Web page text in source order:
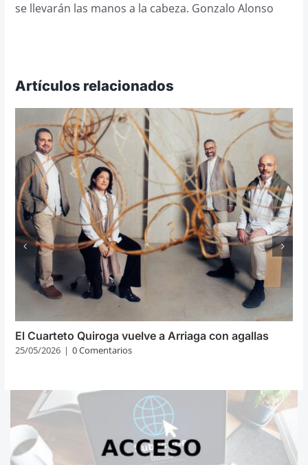
se llevarán las manos a la cabeza. Gonzalo Alonso
Artículos relacionados
El Cuarteto Quiroga vuelve a Arriaga con agallas
25/05/2026 | 0 Comentarios